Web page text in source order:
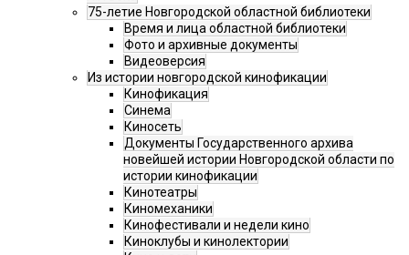
75-летие Новгородской областной библиотеки
Время и лица областной библиотеки
Фото и архивные документы
Видеоверсия
Из истории новгородской кинофикации
Кинофикация
Синема
Киносеть
Документы Государственного архива
новейшей истории Новгородской области по
истории кинофикации
Кинотеатры
Киномеханики
Кинофестивали и недели кино
Киноклубы и кинолектории